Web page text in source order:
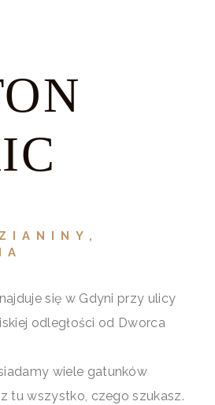
się w Gdyni przy ulicy
odległości od Dworca
wiele gatunków
tu wszystko, czego szukasz.